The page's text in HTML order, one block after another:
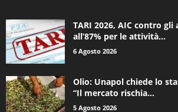
TARI 2026, AIC contro
all’87% per le attività...
6 Agosto 2026
Olio: Unapol chiede lo
“Il mercato rischia...
5 Agosto 2026